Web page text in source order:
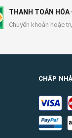
THANH TOÁN HÓA
Chuyển khoản hoặc
CHẤP